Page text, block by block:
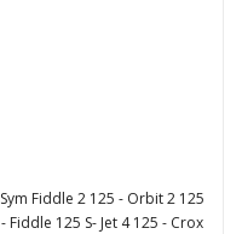
Sym Fiddle 2 125 - Orbit 2 125
- Fiddle 125 S- Jet 4 125 - Crox